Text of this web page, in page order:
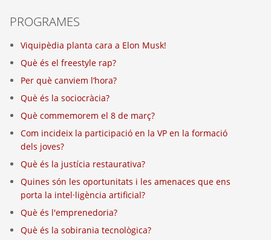
PROGRAMES
Viquipèdia planta cara a Elon Musk!
Què és el freestyle rap?
Per què canviem l’hora?
Què és la sociocràcia?
Què commemorem el 8 de març?
Com incideix la participació en la VP en la formació
dels joves?
Què és la justícia restaurativa?
Quines són les oportunitats i les amenaces que ens
porta la intel·ligència artificial?
Què és l'emprenedoria?
Què és la sobirania tecnològica?